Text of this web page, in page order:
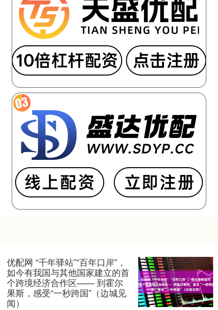
优配网 “千年驿站”“百年口岸”，
如今有我国与其他国家建立的首
个跨境经济合作区—— 到霍尔
果斯，感受“一秒跨国”（边城见
闻）